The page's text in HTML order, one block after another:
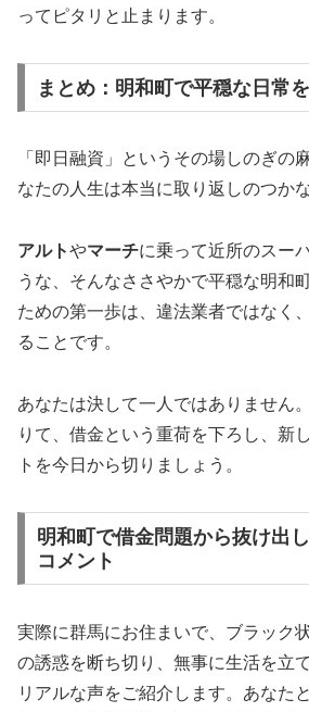
ってピタリと止まります。
まとめ：明和町で平穏な日常
「即日融資」というその場しのぎの
なたの人生は本当に取り返しのつか
アルトやマーチに乗って近所のスー
うな、そんなささやかで平穏な明和
ための第一歩は、違法業者ではなく
ることです。
あなたは決して一人ではありません
りて、借金という重荷を下ろし、新
トを今日から切りましょう。
明和町で借金問題から抜け出
コメント
実際に群馬にお住まいで、ブラック
の誘惑を断ち切り、無事に生活を立
リアルな声をご紹介します。あなた